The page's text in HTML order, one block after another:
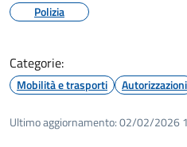
Polizia
Categorie:
Mobilità e trasporti Autorizzazioni
Ultimo aggiornamento:02/02/2026